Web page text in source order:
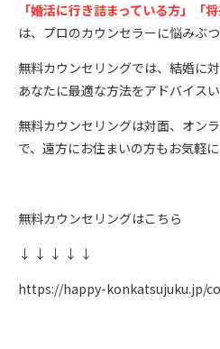
「婚活に行き詰まっている方」「
は、プロのカウンセラーに悩みぶ
無料カウンセリングでは、結婚に
あなたに最適な方法をアドバイスい
無料カウンセリングは対面、オン
で、遠方にお住まいの方もお気軽
無料カウンセリングはこちら
↓ ↓ ↓ ↓ ↓
https://happy-konkatsujuku.jp/